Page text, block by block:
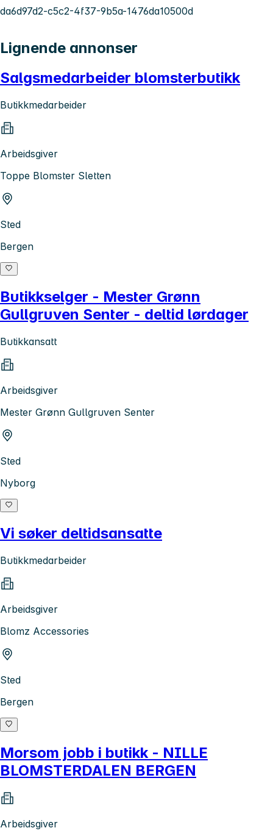
da6d97d2-c5c2-4f37-9b5a-1476da10500d
Lignende annonser
Salgsmedarbeider blomsterbutikk
Butikkmedarbeider
Arbeidsgiver
Toppe Blomster Sletten
Sted
Bergen
Butikkselger - Mester Grønn
Gullgruven Senter - deltid lørdager
Butikkansatt
Arbeidsgiver
Mester Grønn Gullgruven Senter
Sted
Nyborg
Vi søker deltidsansatte
Butikkmedarbeider
Arbeidsgiver
Blomz Accessories
Sted
Bergen
Morsom jobb i butikk - NILLE
BLOMSTERDALEN BERGEN
Arbeidsgiver